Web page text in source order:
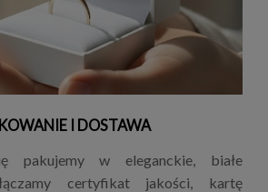
I DOSTAWA
pakujemy w eleganckie, białe
certyfikat jakości, kartę